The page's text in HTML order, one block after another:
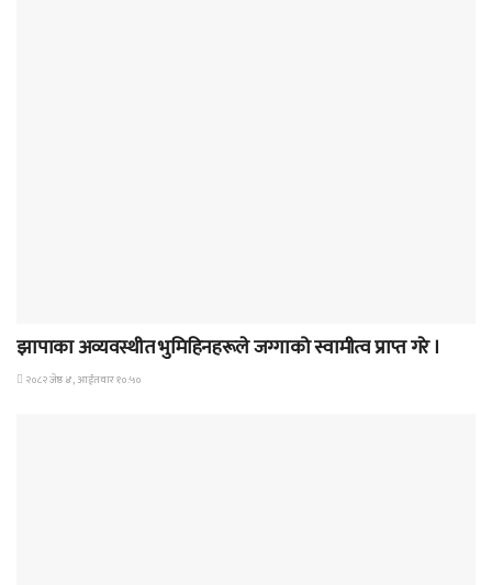
झापाका अव्यवस्थीत भुमिहिनहरूले जग्गाको स्वामीत्व प्राप्त गरे ।
२०८२ जेष्ठ ४, आईतवार १०:५०